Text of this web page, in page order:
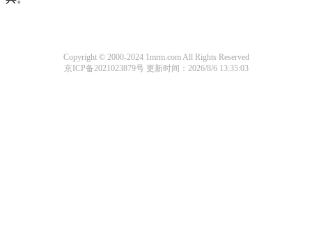
Copyright © 2000-2024 1mrm.com All Rights Reserved
京ICP备2021023879号 更新时间：2026/8/6 13:35:03